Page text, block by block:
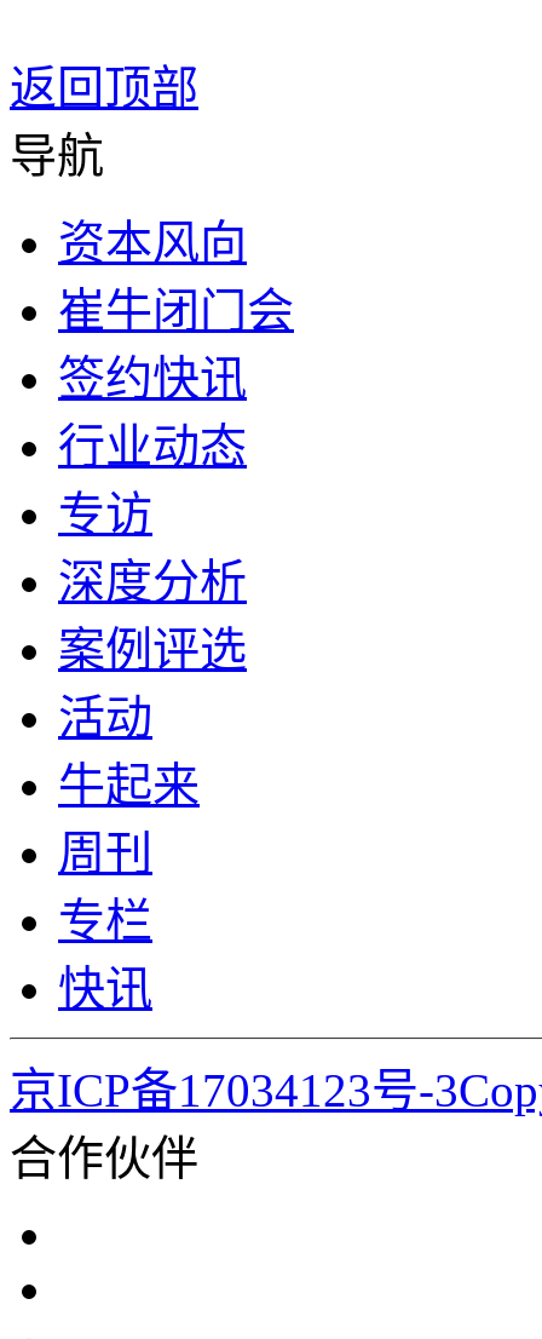
返回顶部
导航
资本风向
崔牛闭门会
签约快讯
行业动态
专访
深度分析
案例评选
活动
牛起来
周刊
专栏
快讯
京ICP备17034123号-
合作伙伴